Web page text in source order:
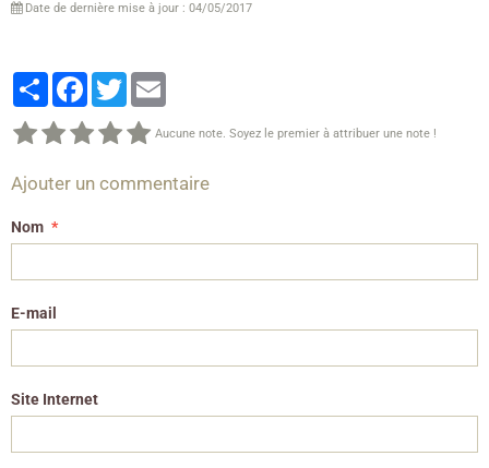
Date de dernière mise à jour : 04/05/2017
PartagerFacebook
Twitter
Aucune note. Soyez le premier à attribuer une note !
Ajouter un commentaire
Nom
E-mail
Site Internet